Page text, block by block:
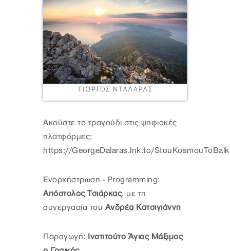
Ακούστε το τραγούδι στις ψηφιακές
πλατφόρμες:
https://GeorgeDalaras.lnk.to/
Ενορχήστρωση - Programming:
Απόστολος Τσιάρκας, με τη
συνεργασία του Ανδρέα Κατσιγιάννη
Παραγωγή:
Ινστιτούτο Άγιος Μάξιμος